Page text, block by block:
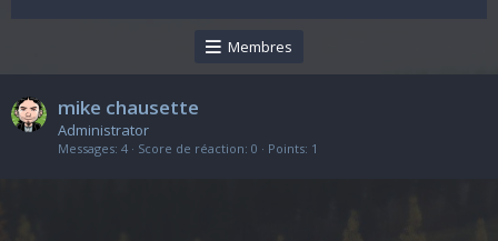
Membres
mike chausette
Administrator
Messages 4 Score de réaction 0 Points 1